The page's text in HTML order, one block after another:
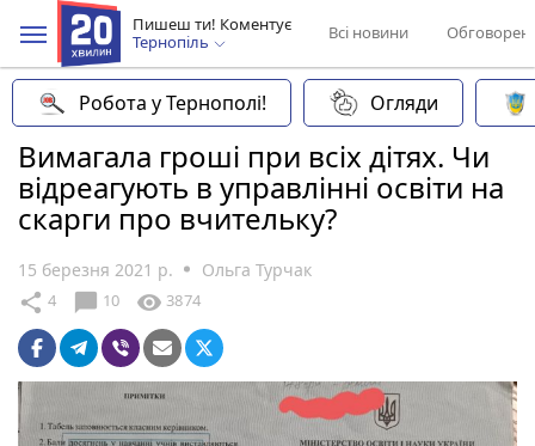
Пишеш ти! Коментує
Тернопіль
Всі новини
Робота у Тернополі! Огляди
Вимагала гроші при всіх дітях. Чи
відреагують в управлінні освіти на
скарги про вчительку?
15 березня 2021 р. Ольга Турчак
share 4 chat_bubble 10 visibility 3874